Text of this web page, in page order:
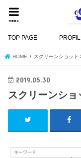
menu
TOP PAGE
HOME スクリーンショッ
2019.05.30
スクリーンシ